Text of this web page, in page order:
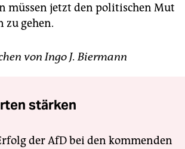
müssen jetzt den politischen Mut
gehen.
von Ingo J. Biermann
stärken
der AfD bei den kommenden